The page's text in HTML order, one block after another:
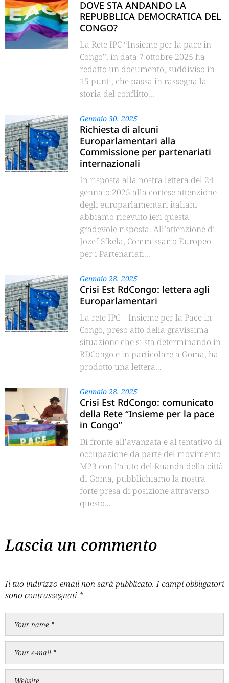
DOVE STA ANDANDO LA
REPUBBLICA DEMOCRATICA DEL
CONGO?
La Rete IPC “Insieme per la pace in
Congo”, in data 7 ottobre 2025 ha
redatto un documento, suddiviso in
15 punti, che passa in rassegna la
storia del conflitto...
Gennaio 30, 2025
Richiesta di alcuni
Europarlamentari alla
Commissione per partenariati
internazionali
In risposta alla nostra lettera del 24
gennaio 2025 alla cortese attenzione
degli europarlamentari italiani
abbiamo ricevuto ieri questa
gradevole risposta. All’attenzione di
Jozef Síkela, Commissario Europeo
per i Partenariati...
Gennaio 28, 2025
Crisi Est RdCongo: lettera agli
Europarlamentari
La rete IPC – Insieme per la Pace in
Congo, preso atto della gravissima
situazione che si sta determinando in
RDCongo e in particolare a Goma, ha
prodotto una lettera...
Gennaio 28, 2025
Crisi Est RdCongo: comunicato
della Rete “Insieme per la pace
in Congo”
Di fronte all’avanzata e al tentativo di
occupazione da parte del movimento
M23 con l’aiuto del Ruanda della città
di Goma, pubblichiamo la nostra
forte presa di posizione attraverso
questo...
Lascia un commento
Il tuo indirizzo email non sarà pubblicato. I campi obbligatori
sono contrassegnati *